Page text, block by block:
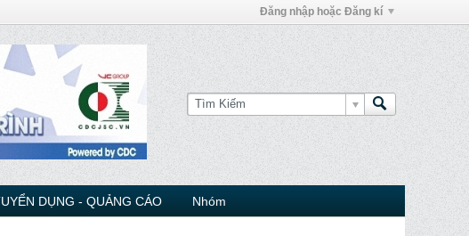
Đăng nhập hoặc Đăng kí
DỤNG - QUẢNG CÁO Nhóm